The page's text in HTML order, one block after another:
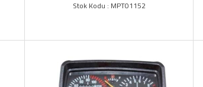
Stok Kodu : MPT01152